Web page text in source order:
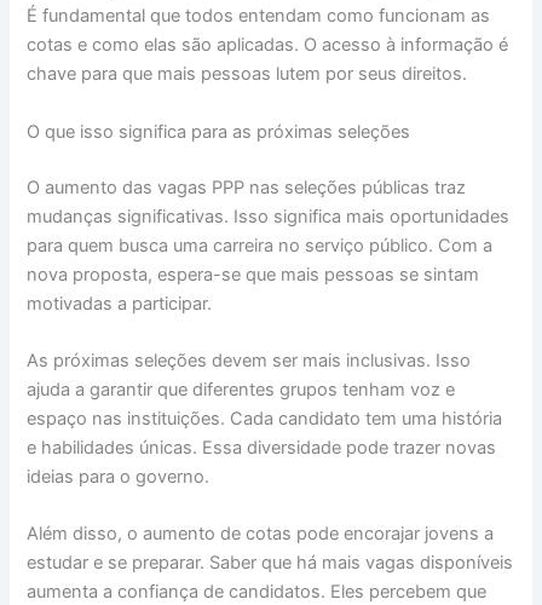
É fundamental que todos entendam como funcionam as
cotas e como elas são aplicadas. O acesso à informação é
chave para que mais pessoas lutem por seus direitos.
O que isso significa para as próximas seleções
O aumento das vagas PPP nas seleções públicas traz
mudanças significativas. Isso significa mais oportunidades
para quem busca uma carreira no serviço público. Com a
nova proposta, espera-se que mais pessoas se sintam
motivadas a participar.
As próximas seleções devem ser mais inclusivas. Isso
ajuda a garantir que diferentes grupos tenham voz e
espaço nas instituições. Cada candidato tem uma história
e habilidades únicas. Essa diversidade pode trazer novas
ideias para o governo.
Além disso, o aumento de cotas pode encorajar jovens a
estudar e se preparar. Saber que há mais vagas disponíveis
aumenta a confiança de candidatos. Eles percebem que